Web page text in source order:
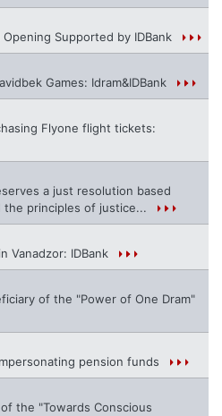
Supported by IDBank
Games: Idram&IDBank
Flyone flight tickets:
a just resolution based
principles of justice...
Vanadzor: IDBank
of the "Power of One Dram"
pension funds
the "Towards Conscious